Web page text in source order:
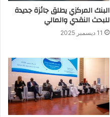
البنك المركزي يطلق جائزة جديدة
للبحث النقدي والمالي
11 ديسمبر 2025